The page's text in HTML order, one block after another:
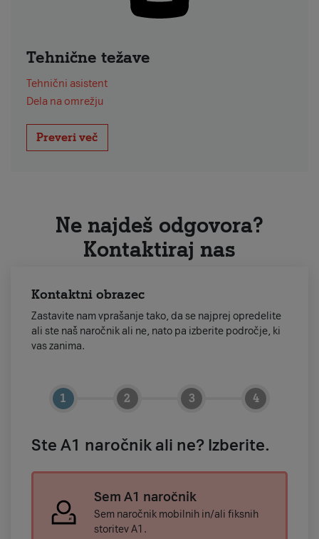
Tehnične težave
Tehnični asistent
Dela na omrežju
Preveri več
Ne najdeš odgovora?
Kontaktiraj nas
Kontaktni obrazec
Zastavite nam vprašanje tako, da se najprej opredelite
ali ste naš naročnik ali ne, nato pa izberite področje, ki
vas zanima.
Ste A1 naročnik ali ne? Izberite.
Sem A1 naročnik
Sem naročnik mobilnih in/ali fiksnih
storitev A1.